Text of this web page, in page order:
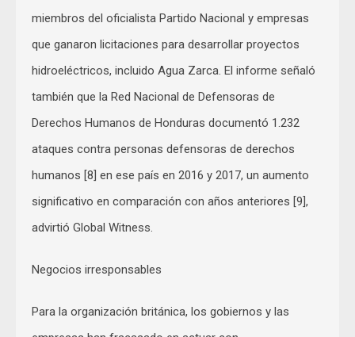
miembros del oficialista Partido Nacional y empresas
que ganaron licitaciones para desarrollar proyectos
hidroeléctricos, incluido Agua Zarca. El informe señaló
también que la Red Nacional de Defensoras de
Derechos Humanos de Honduras documentó 1.232
ataques contra personas defensoras de derechos
humanos [8] en ese país en 2016 y 2017, un aumento
significativo en comparación con años anteriores [9],
advirtió Global Witness.
Negocios irresponsables
Para la organización británica, los gobiernos y las